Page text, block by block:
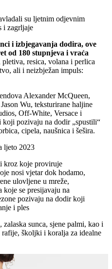
su ljetnim odjevnim
i zagrljaje
i izbjegavanja dodira, ove
od 180 stupnjeva i vraća
resica, volana i perlica
ali i neizbježan impuls:
Alexander McQueen,
Wu, teksturirane haljine
Off-White, Versace i
pozivaju na dodir „spustili“
cipela, naušnica i šešira.
kroz koje proviruje
nosi vjetar dok hodamo,
ulovljene u mreže,
koje se presijavaju na
pozivaju na dodir koji
i ples
sunca, sjene palmi, kao i
školjki i koralja za idealne